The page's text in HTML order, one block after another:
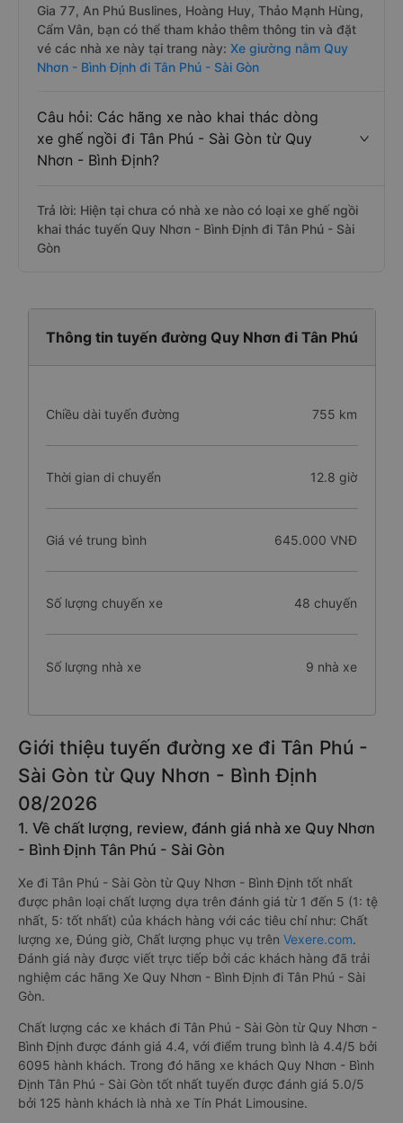
Gia 77, An Phú Buslines, Hoàng Huy, Thảo Mạnh Hùng,
Cẩm Vân, bạn có thể tham khảo thêm thông tin và đặt
vé các nhà xe này tại trang này: Xe giường nằm Quy
Nhơn - Bình Định đi Tân Phú - Sài Gòn
Câu hỏi: Các hãng xe nào khai thác dòng
xe ghế ngồi đi Tân Phú - Sài Gòn từ Quy
Nhơn - Bình Định?
Trả lời: Hiện tại chưa có nhà xe nào có loại xe ghế ngồi
khai thác tuyến Quy Nhơn - Bình Định đi Tân Phú - Sài
Gòn
Thông tin tuyến đường Quy Nhơn đi Tân Phú
Chiều dài tuyến đường 755 km
Thời gian di chuyển 12.8 giờ
Giá vé trung bình 645.000 VNĐ
Số lượng chuyến xe 48 chuyến
Số lượng nhà xe 9 nhà xe
Giới thiệu tuyến đường xe đi Tân Phú -
Sài Gòn từ Quy Nhơn - Bình Định
08/2026
1. Về chất lượng, review, đánh giá nhà xe Quy Nhơn
- Bình Định Tân Phú - Sài Gòn
Xe đi Tân Phú - Sài Gòn từ Quy Nhơn - Bình Định tốt nhất
được phân loại chất lượng dựa trên đánh giá từ 1 đến 5 (1: tệ
nhất, 5: tốt nhất) của khách hàng với các tiêu chí như: Chất
lượng xe, Đúng giờ, Chất lượng phục vụ trên Vexere.com.
Đánh giá này được viết trực tiếp bởi các khách hàng đã trải
nghiệm các hãng Xe Quy Nhơn - Bình Định đi Tân Phú - Sài
Gòn.
Chất lượng các xe khách đi Tân Phú - Sài Gòn từ Quy Nhơn -
Bình Định được đánh giá 4.4, với điểm trung bình là 4.4/5 bởi
6095 hành khách. Trong đó hãng xe khách Quy Nhơn - Bình
Định Tân Phú - Sài Gòn tốt nhất tuyến được đánh giá 5.0/5
bởi 125 hành khách là nhà xe Tín Phát Limousine.